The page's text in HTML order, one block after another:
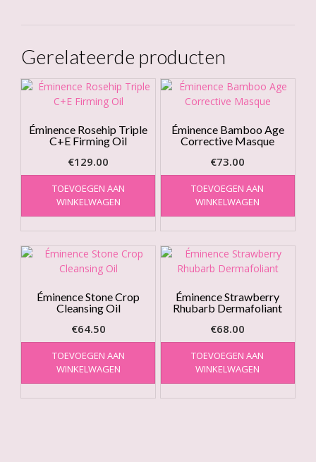
Gerelateerde producten
Éminence Rosehip Triple
C+E Firming Oil
€129.00
TOEVOEGEN AAN
WINKELWAGEN
Éminence Bamboo Age
Corrective Masque
€73.00
TOEVOEGEN AAN
WINKELWAGEN
Éminence Stone Crop
Cleansing Oil
€64.50
TOEVOEGEN AAN
WINKELWAGEN
Éminence Strawberry
Rhubarb Dermafoliant
€68.00
TOEVOEGEN AAN
WINKELWAGEN